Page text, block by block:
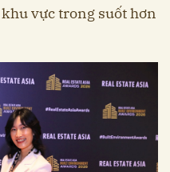
vực trong suốt hơn